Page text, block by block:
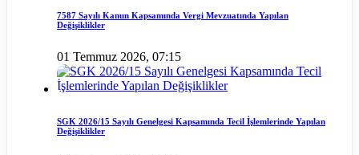
7587 Sayılı Kanun Kapsamında Vergi Mevzuatında Yapılan
Değişiklikler
01 Temmuz 2026, 07:15
SGK 2026/15 Sayılı Genelgesi Kapsamında Tecil İşlemlerinde Yapılan
Değişiklikler